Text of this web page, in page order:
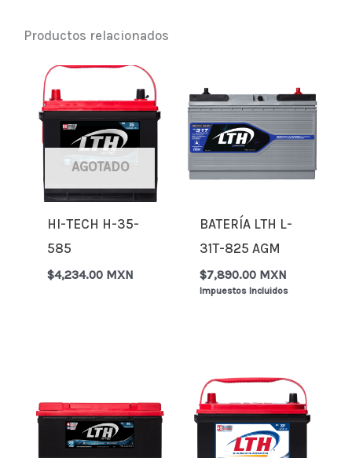
Productos relacionados
AGOTADO
HI-TECH H-35-
585
$4,234.00 MXN
BATERÍA LTH L-
31T-825 AGM
$7,890.00 MXN
Impuestos Incluidos